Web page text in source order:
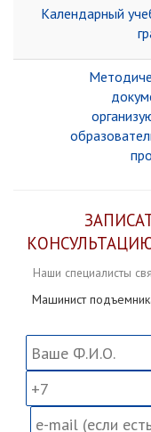
Календарный
Наши специалисты
Машинист